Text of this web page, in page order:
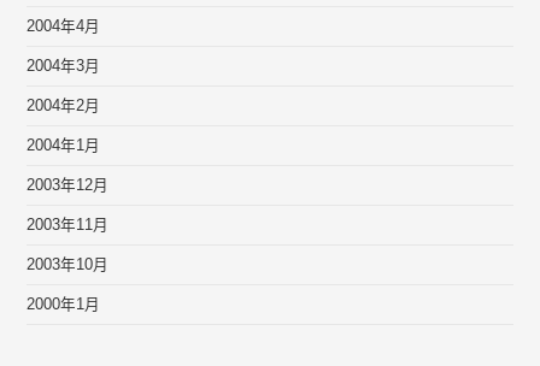
2004年4月
2004年3月
2004年2月
2004年1月
2003年12月
2003年11月
2003年10月
2000年1月